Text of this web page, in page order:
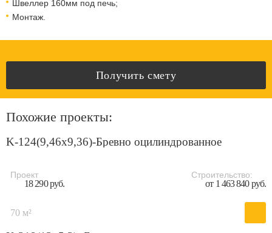
Швеллер 160мм под печь;
Монтаж.
Получить смету
Похожие проекты:
K-124(9,46х9,36)-Бревно оцилиндрованное
Проект
18 290 руб.
Строительство:
от 1 463 840 руб.
70 м²